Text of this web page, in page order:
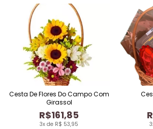
3x de R$ 53,95
R$161,85
Cesta De Flores Do Campo Com
Girassol